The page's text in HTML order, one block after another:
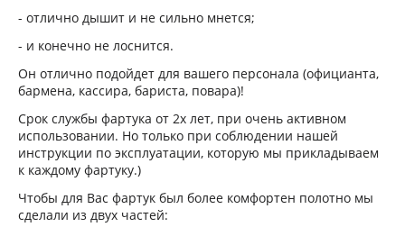
- отлично дышит и не сильно мнется;
- и конечно не лоснится.
Он отлично подойдет для вашего персонала (официанта,
бармена, кассира, бариста, повара)!
Срок службы фартука от 2х лет, при очень активном
использовании. Но только при соблюдении нашей
инструкции по эксплуатации, которую мы прикладываем
к каждому фартуку.)
Чтобы для Вас фартук был более комфортен полотно мы
сделали из двух частей: